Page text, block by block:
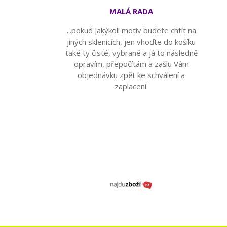
MALÁ RADA
...pokud jakýkoli motiv budete chtít na
jiných sklenicích, jen vhoďte do košíku
také ty čisté, vybrané a já to následně
opravím, přepočítám a zašlu Vám
objednávku zpět ke schválení a
zaplacení.